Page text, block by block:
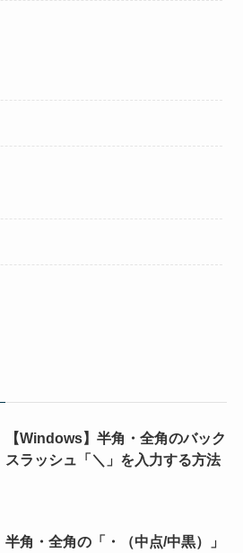
【Windows】半角・全角のバック
スラッシュ「＼」を入力する方法
半角・全角の「・（中点/中黒）」